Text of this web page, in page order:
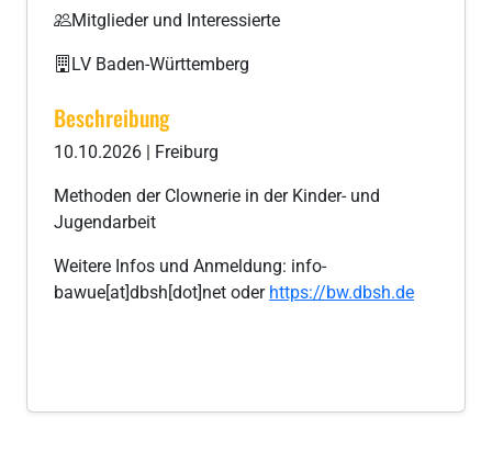
Mitglieder und Interessierte
LV Baden-Württemberg
Beschreibung
10.10.2026 | Freiburg
Methoden der Clownerie in der Kinder- und
Jugendarbeit
Weitere Infos und Anmeldung: info-
bawue[at]dbsh[dot]net oder https://bw.dbsh.de